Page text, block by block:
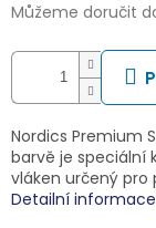
Můžeme doručit
Nordics Premium
barvě je speciální
vláken určený pro
Detailní informace